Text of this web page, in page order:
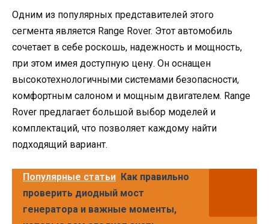
Одним из популярных представителей этого
сегмента является Range Rover. Этот автомобиль
сочетает в себе роскошь, надежность и мощность,
при этом имея доступную цену. Он оснащен
высокотехнологичными системами безопасности,
комфортным салоном и мощным двигателем. Range
Rover предлагает большой выбор моделей и
комплектаций, что позволяет каждому найти
подходящий вариант.
Популярные статьи Как правильно
проверить диодный мост
генератора и важные моменты,